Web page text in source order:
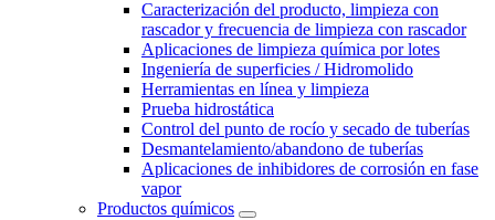
Caracterización del producto, limpieza con
rascador y frecuencia de limpieza con rascador
Aplicaciones de limpieza química por lotes
Ingeniería de superficies / Hidromolido
Herramientas en línea y limpieza
Prueba hidrostática
Control del punto de rocío y secado de tuberías
Desmantelamiento/abandono de tuberías
Aplicaciones de inhibidores de corrosión en fase
vapor
Productos químicos